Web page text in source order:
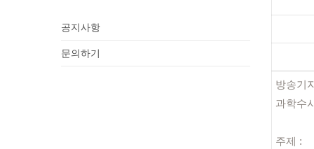
방송기
과학수
주제 :
공지사항
문의하기